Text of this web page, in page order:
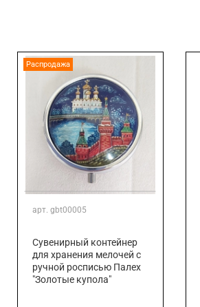
Распродажа
арт. gbt00005
Сувенирный контейнер
для хранения мелочей с
ручной росписью Палех
"Золотые купола"